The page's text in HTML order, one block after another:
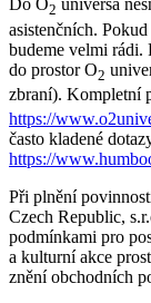
Do O2 universa
asistenčních.
budeme velmi rádi.
do prostor O2
zbraní). Kompletní
https://
často kladené
https://
Při plnění
Czech Republic,
podmínkami pro
a kulturní akce
znění obchodních